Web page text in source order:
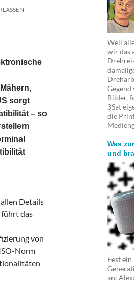
sorgt
– so
Details
führt das
von
Norm
Weil
wir das
Gegend
Bilder,
3Sat
die
Was
und
Fest
an: